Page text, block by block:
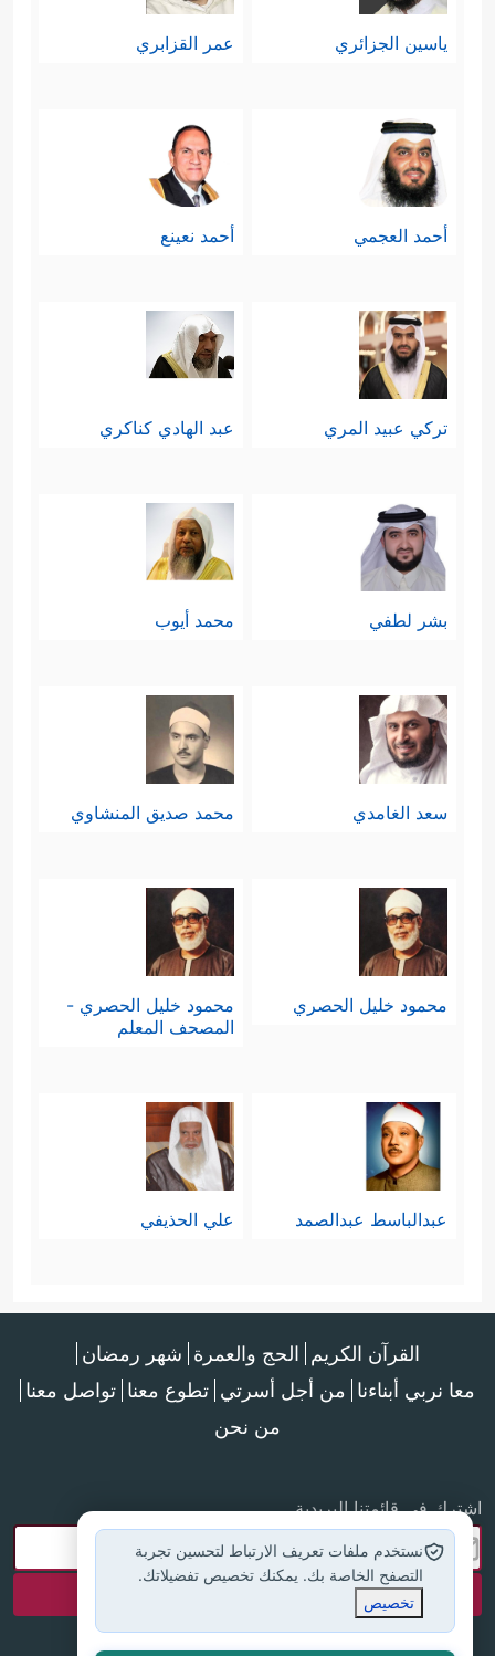
ياسين الجزائري عمر القزابري
أحمد العجمي أحمد نعينع
تركي عبيد المري عبد الهادي كناكري
بشر لطفي محمد أيوب
سعد الغامدي محمد صديق المنشاوي
محمود خليل الحصري
محمود خليل الحصري -
المصحف المعلم
عبدالباسط عبدالصمد علي الحذيفي
القرآن الكريم الحج والعمرة شهر رمضان
معا نربي أبناءنا من أجل أسرتي تطوع معنا تواصل معنا
من نحن
اشترك في قائمتنا البريدية
نستخدم ملفات تعريف الارتباط لتحسين تجربة
التصفح الخاصة بك. يمكنك تخصيص تفضيلاتك.
تخصيص